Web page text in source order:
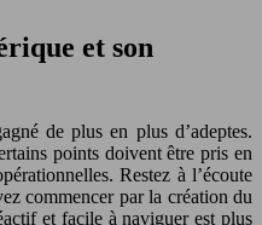
et son
de plus en plus d’adeptes.
points doivent être pris en
Restez à l’écoute
commencer par la création du
et facile à naviguer est plus